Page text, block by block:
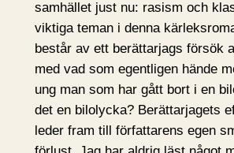
samhället just nu: rasism och
viktiga teman i denna
består av ett berättarjags försök
med vad som egentligen hände
ung man som har gått bort i en
det en bilolycka? Berättarjagets
leder fram till författarens egen